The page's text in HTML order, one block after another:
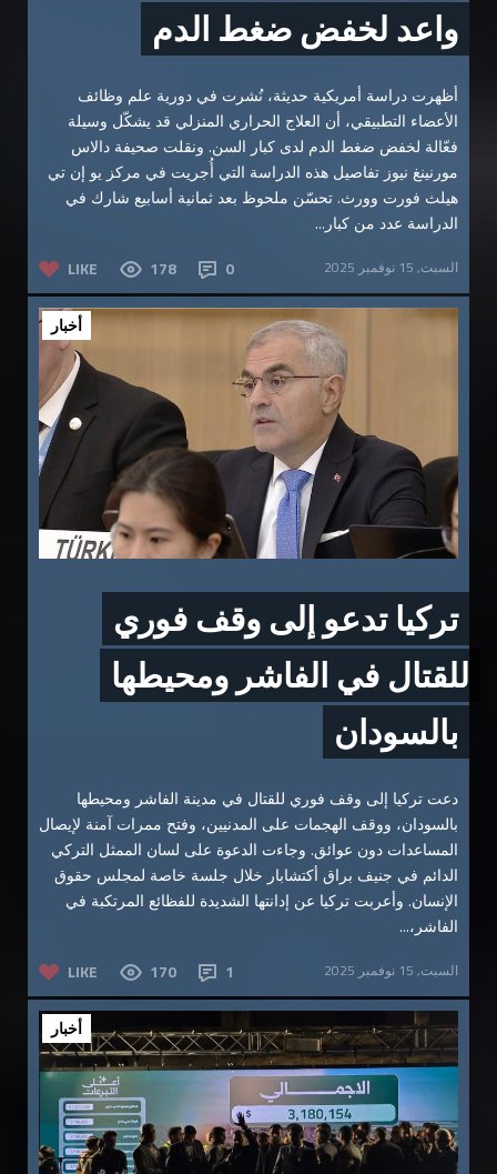
واعد لخفض ضغط الدم
أظهرت دراسة أمريكية حديثة، نُشرت في دورية علم وظائف
الأعضاء التطبيقي، أن العلاج الحراري المنزلي قد يشكّل وسيلة
فعّالة لخفض ضغط الدم لدى كبار السن. ونقلت صحيفة دالاس
مورنينغ نيوز تفاصيل هذه الدراسة التي أُجريت في مركز يو إن تي
هيلث فورت وورث. تحسّن ملحوظ بعد ثمانية أسابيع شارك في
الدراسة عدد من كبار...
LIKE 178 0 السبت, 15 نوفمبر 2025
أخبار
تركيا تدعو إلى وقف فوري
للقتال في الفاشر ومحيطها
بالسودان
دعت تركيا إلى وقف فوري للقتال في مدينة الفاشر ومحيطها
بالسودان، ووقف الهجمات على المدنيين، وفتح ممرات آمنة لإيصال
المساعدات دون عوائق. وجاءت الدعوة على لسان الممثل التركي
الدائم في جنيف براق أكتشابار خلال جلسة خاصة لمجلس حقوق
الإنسان. وأعربت تركيا عن إدانتها الشديدة للفظائع المرتكبة في
الفاشر،...
LIKE 170 1 السبت, 15 نوفمبر 2025
أخبار